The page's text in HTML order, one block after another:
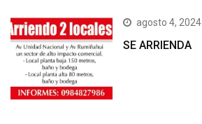
agosto 4, 2024
SE ARRIENDA